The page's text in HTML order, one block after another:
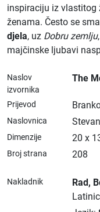
inspiraciju iz vlastitog
ženama. Često se
djela, uz Dobru zemlju
majčinske ljubavi
Naslov
izvornika
The
Prijevod
Naslovnica
Dimenzije 20 x
Broj strana 208
Nakladnik Rad,